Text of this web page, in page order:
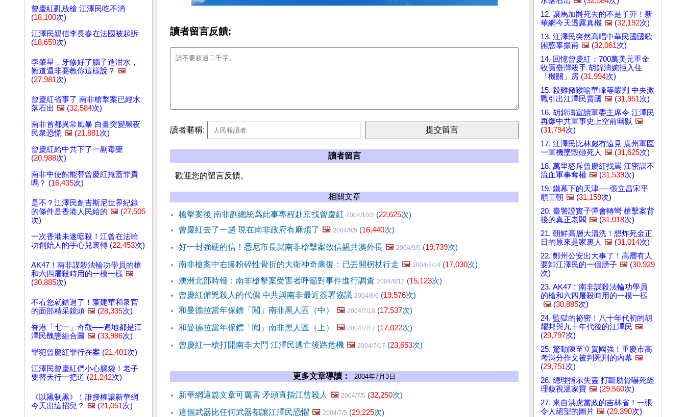
曾慶紅亂放槍 江澤民吃不消
(18,100次)
江澤民親信李長春在法國被起訴
(18,659次)
李肇星，牙修好了腦子進泔水，
難道還非要教你這樣說？ 🖼️
(27,981次)
曾慶紅省事了 南非槍擊案已經水
落石出 🖼️ (32,584次)
南非首都異常風暴 白晝突變黑夜
民衆恐慌 🖼️ (21,881次)
曾慶紅給中共下了一副毒藥
(20,988次)
南非中使館能替曾慶紅掩蓋罪責
嗎？ (16,435次)
是不？江澤民創吉斯尼世界紀錄
的條件是香港人民給的 🖼️ (27,505
次)
一次香港未遂暗殺！江曾在法輪
功創始人的手心兒裏轉 (22,453次)
AK47！南非謀殺法輪功學員的槍
和六四屠殺時用的一模一樣 🖼️
(30,885次)
不看您就錯過了！董建華和衆官
的面部精采鏡頭 🖼️ (28,335次)
香港「七一」奇觀──遍地都是江
澤民醜態組合圖 🖼️ (33,986次)
罪犯曾慶紅罪行在案 (21,401次)
江澤民曾慶紅們小心腦袋！老子
要替天行一把道 (21,242次)
《以黑制黑》！誰授權讓新華網
今天出這招兒？ 🖼️ (21,051次)
讀者留言反饋:
讀者暱稱:
讀者留言
歡迎您的留言反饋。
相關文章
槍擊案後 南非副總統爲此事專程赴京找曾慶紅 2004/10/2 (22,625次)
曾慶紅去了一趟 現在南非政府有麻煩了 🖼️ 2004/9/9 (16,440次)
好一封強硬的信！悉尼市長就南非槍擊案致信親共澳外長 🖼️ 2004/9/5 (19,739次)
南非槍案中右腳粉碎性骨折的大衛神奇康復：已丟開柺杖行走 🖼️ 2004/8/14 (17,030次)
澳洲北部時報：南非槍擊案受害者呼籲對事件進行調查 2004/8/12 (15,123次)
曾慶紅僱兇殺人的代價 中共與南非最近簽署協議 2004/8/6 (19,576次)
和曼德拉當年保鏢「闖」南非黑人區（中）
🖼️ 2004/7/18 (17,537次)
和曼德拉當年保鏢「闖」南非黑人區（上）
🖼️ 2004/7/17 (17,022次)
曾慶紅一槍打開南非大門 江澤民逃亡後路危機 🖼️ 2004/7/17 (23,653次)
更多文章導讀： 2004年7月3日
新華網這篇文章可厲害 矛頭直指江曾殺人 🖼️ 2004/7/5 (32,250次)
這個武器比任何武器都讓江澤民恐懼 🖼️ 2004/7/5 (29,225次)
12. 讓馬加爵死去的不是子彈！新
華網今天透露真機 🖼️ (32,192次)
13. 江澤民突然高唱中華民國國歌
困惑辜振甫 🖼️ (32,061次)
14. 回憶曾慶紅：700萬美元重金
收買臺灣殺手 胡錦濤婉拒入住
「機關」房 (31,994次)
15. 殺雞儆猴喻華峰等嚴判 中央激
戰引出江澤民賣國 🖼️ (31,951次)
16. 胡錦濤宣讀軍委主席令 江澤民
再爆中共軍事史上空前幽默 🖼️
(31,794次)
17. 江澤民比林彪有遠見 廣州軍區
一軍機墜毀砸死人 🖼️ (31,625次)
18. 萬里怒斥曾慶紅找罵 江密謀不
流血軍事奪權 🖼️ (31,539次)
19. 鐵幕下的天津──張立昌宋平
順王朝 🖼️ (31,159次)
20. 臺警證實子彈會轉彎 槍擊案背
後的真正老闆 🖼️ (31,018次)
21. 朝鮮高層大清洗！想炸死金正
日的原來是家裏人 🖼️ (31,014次)
22. 鄭州公安出大事了！高層有人
要卸江澤民的一個膀子 🖼️ (30,929
次)
23. AK47！南非謀殺法輪功學員
的槍和六四屠殺時用的一模一樣
🖼️ (30,885次)
24. 監獄的祕密！八十年代初的胡
耀邦與九十年代後的江澤民 🖼️
(29,797次)
25. 驚動陳至立賀國強！重慶市高
考滿分作文被判死刑的內幕 🖼️
(29,751次)
26. 總理指示失靈 打斷肋骨嚇死經
理藐視溫家寶 🖼️ (29,560次)
27. 來自洪虎當政的吉林省！一張
令人絕望的圖片 🖼️ (29,390次)